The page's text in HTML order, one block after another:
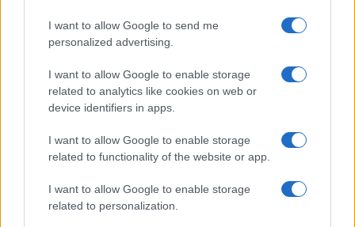
I want to allow Google to send me
personalized advertising.
I want to allow Google to enable storage
related to analytics like cookies on web or
device identifiers in apps.
I want to allow Google to enable storage
related to functionality of the website or app.
I want to allow Google to enable storage
related to personalization.
Nel suo discorso alla parata del 9 maggio, il
presidenteVladimir Putin
ha puntato il dito
sconfitto il nazismo”, ha detto. “Per noi, per la
Russia, non ci sono popoli ostili né in
maggioranza delle persone sul pianeta,
vogliamo vedere un futuro di pace, libertà e
stabilità. Crediamo che qualsiasi ideologia di
superiorità sia intrinsecamente disgustosa,